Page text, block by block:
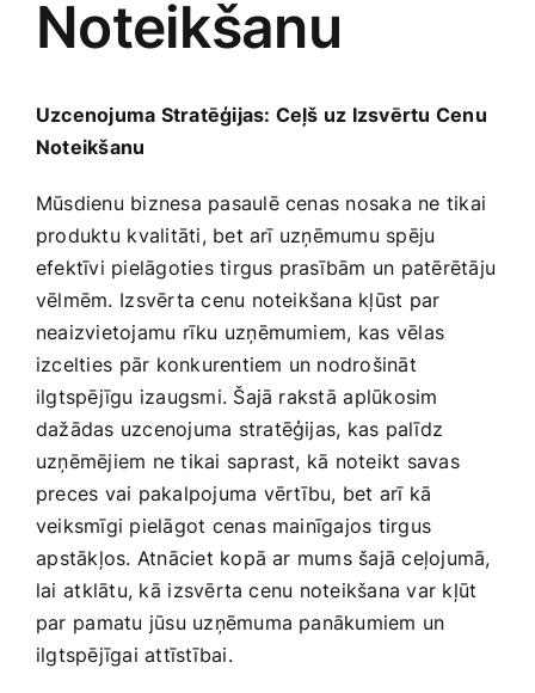
Medicīnas preces
Pārtikas preces
Preces birojam
Preces pieaugušajiem
Rotaļlietas, bērnu preces
Smaržas, kosmētika
Sports, tūrisms un atpūta
Noteikšanu
Uzcenojuma ‌Stratēģijas: Ceļš ‌uz Izsvērtu Cenu
Noteikšanu
Mūsdienu ‌biznesa pasaulē cenas nosaka ne tikai
produktu ⁣kvalitāti, bet arī uzņēmumu spēju
efektīvi pielāgoties tirgus ‌prasībām un patērētāju
vēlmēm.⁢ Izsvērta cenu noteikšana kļūst ‌par
neaizvietojamu rīku uzņēmumiem,​ kas⁣ vēlas‌
izcelties ⁢pār konkurentiem un nodrošināt
ilgtspējīgu izaugsmi. ​Šajā rakstā⁢ aplūkosim
dažādas uzcenojuma stratēģijas, kas palīdz⁤
uzņēmējiem ne tikai saprast, kā noteikt savas ​
preces vai pakalpojuma⁣ vērtību, bet arī kā
veiksmīgi pielāgot cenas mainīgajos tirgus
⁢apstākļos. Atnāciet kopā ar‍ mums šajā ceļojumā,
‌lai ⁤atklātu, ‍kā⁢ izsvērta cenu noteikšana var kļūt
par⁤ pamatu jūsu uzņēmuma panākumiem un
ilgtspējīgai attīstībai.